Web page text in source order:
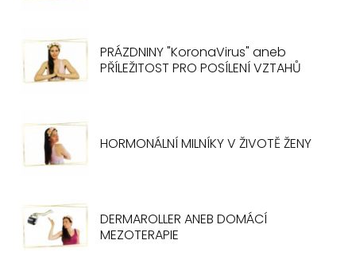
PRÁZDNINY "KoronaVirus" aneb
PŘÍLEŽITOST PRO POSÍLENÍ VZTAHŮ
HORMONÁLNÍ MILNÍKY V ŽIVOTĚ ŽENY
DERMAROLLER ANEB DOMÁCÍ
MEZOTERAPIE